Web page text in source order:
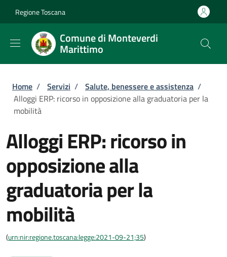
Regione Toscana
Comune di Monteverdi
Marittimo
Briciole di pane
Home / Servizi / Salute, benessere e assistenza /
Alloggi ERP: ricorso in opposizione alla graduatoria per la
mobilità
Alloggi ERP: ricorso in
opposizione alla
graduatoria per la
mobilità
(urn:nir:regione.toscana:legge:2021-09-21;35)